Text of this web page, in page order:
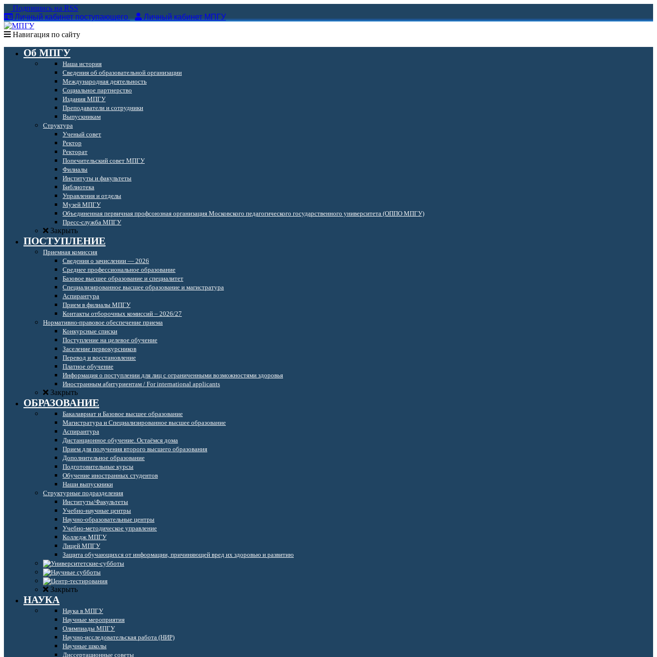
Подпишись на RSS
Личный кабинет поступающего
Личный кабинет МПГУ
Навигация по сайту
Об МПГУ
Наша история
Сведения об образовательной организации
Международная деятельность
Социальное партнерство
Издания МПГУ
Преподаватели и сотрудники
Выпускникам
Структура
Ученый совет
Ректор
Ректорат
Попечительский совет МПГУ
Филиалы
Институты и факультеты
Библиотека
Управления и отделы
Музей МПГУ
Объединенная первичная профсоюзная организация Московского педагогического государственного университета (ОППО МПГУ)
Пресс-служба МПГУ
Закрыть
ПОСТУПЛЕНИЕ
Приемная комиссия
Сведения о зачислении — 2026
Среднее профессиональное образование
Базовое высшее образование и специалитет
Специализированное высшее образование и магистратура
Аспирантура
Прием в филиалы МПГУ
Контакты отборочных комиссий – 2026/27
Нормативно-правовое обеспечение приема
Конкурсные списки
Поступление на целевое обучение
Заселение первокурсников
Перевод и восстановление
Платное обучение
Информация о поступлении для лиц с ограниченными возможностями здоровья
Иностранным абитуриентам / For international applicants
Закрыть
ОБРАЗОВАНИЕ
Бакалавриат и Базовое высшее образование
Магистратура и Специализированное высшее образование
Аспирантура
Дистанционное обучение. Остаёмся дома
Прием для получения второго высшего образования
Дополнительное образование
Подготовительные курсы
Обучение иностранных студентов
Наши выпускники
Структурные подразделения
Институты/Факультеты
Учебно-научные центры
Научно-образовательные центры
Учебно-методическое управление
Колледж МПГУ
Лицей МПГУ
Защита обучающихся от информации, причиняющей вред их здоровью и развитию
Закрыть
НАУКА
Наука в МПГУ
Научные мероприятия
Олимпиады МПГУ
Научно-исследовательская работа (НИР)
Научные школы
Диссертационные советы